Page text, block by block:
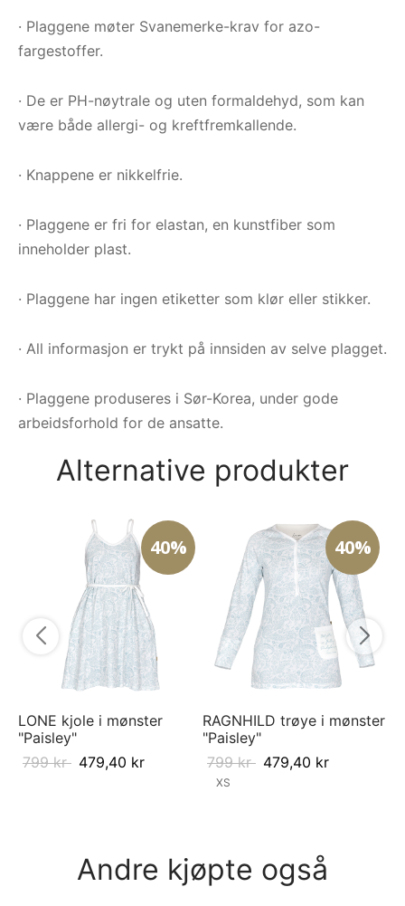
· Plaggene møter Svanemerke-krav for azo-
fargestoffer.
· De er PH-nøytrale og uten formaldehyd, som kan
være både allergi- og kreftfremkallende.
· Knappene er nikkelfrie.
· Plaggene er fri for elastan, en kunstfiber som
inneholder plast.
· Plaggene har ingen etiketter som klør eller stikker.
· All informasjon er trykt på innsiden av selve plagget.
· Plaggene produseres i Sør-Korea, under gode
arbeidsforhold for de ansatte.
Alternative produkter
40%
LONE kjole i mønster
"Paisley"
799kr 479,40 kr
40%
RAGNHILD trøye i mønster
"Paisley"
799kr 479,40 kr
XS
Andre kjøpte også